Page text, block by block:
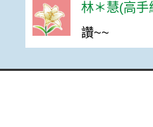
林＊慧(高手
讚~~